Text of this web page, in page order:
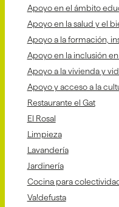
Apoyo en el ámbito
Apoyo en la salud y el
Apoyo a la formación,
Apoyo en la inclusión
Apoyo a la vivienda y
Apoyo y acceso a la
Restaurante el Gat
El Rosal
Limpieza
Lavandería
Jardinería
Cocina para
Va!defusta